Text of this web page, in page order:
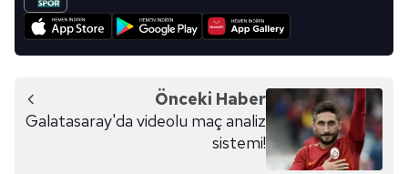
Önceki Haber
Galatasaray'da videolu maç analiz
sistemi!